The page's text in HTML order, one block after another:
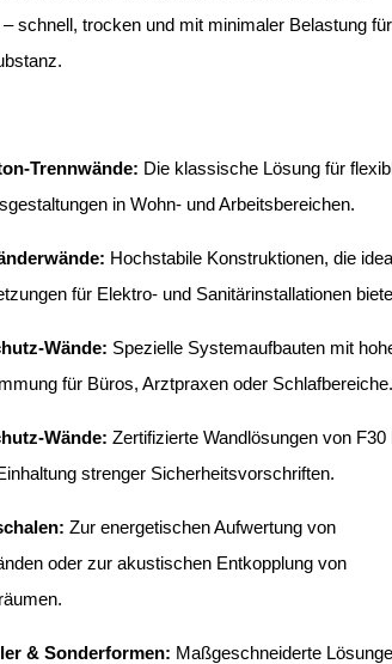
schnell, trocken und mit minimaler Belastung
Trennwände: Die klassische Lösung für
in Wohn- und Arbeitsbereichen.
Hochstabile Konstruktionen, die
für Elektro- und Sanitärinstallationen
Wände: Spezielle Systemaufbauten mit
für Büros, Arztpraxen oder Schlafbereiche.
Wände: Zertifizierte Wandlösungen von F30
strenger Sicherheitsvorschriften.
Zur energetischen Aufwertung von
oder zur akustischen Entkopplung von
& Sonderformen: Maßgeschneiderte